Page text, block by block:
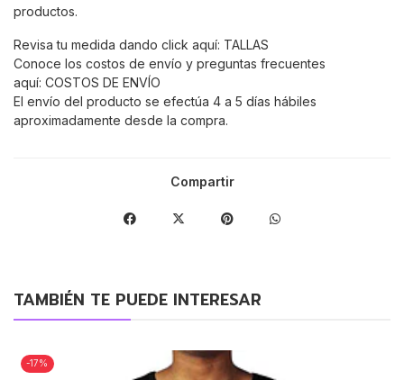
productos.
Revisa tu medida dando click aquí: TALLAS
Conoce los costos de envío y preguntas frecuentes
aquí: COSTOS DE ENVÍO
El envío del producto se efectúa 4 a 5 días hábiles
aproximadamente desde la compra.
Compartir
TAMBIÉN TE PUEDE INTERESAR
-17%